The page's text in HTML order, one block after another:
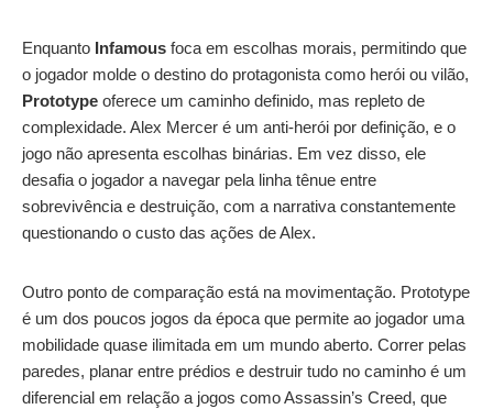
Enquanto Infamous foca em escolhas morais, permitindo que
o jogador molde o destino do protagonista como herói ou vilão,
Prototype oferece um caminho definido, mas repleto de
complexidade. Alex Mercer é um anti-herói por definição, e o
jogo não apresenta escolhas binárias. Em vez disso, ele
desafia o jogador a navegar pela linha tênue entre
sobrevivência e destruição, com a narrativa constantemente
questionando o custo das ações de Alex.
Outro ponto de comparação está na movimentação. Prototype
é um dos poucos jogos da época que permite ao jogador uma
mobilidade quase ilimitada em um mundo aberto. Correr pelas
paredes, planar entre prédios e destruir tudo no caminho é um
diferencial em relação a jogos como Assassin’s Creed, que